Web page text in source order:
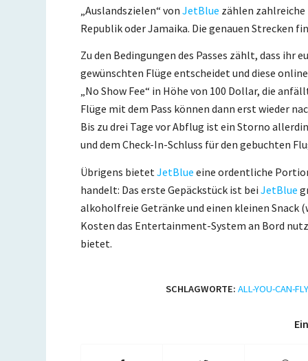
„Auslandszielen“ vonJetBlue zählen
Republik oder Jamaika. Die genauen Strecken
Zu den Bedingungen des Passes zählt, dass ihr
gewünschten Flüge entscheidet und diese
„No Show Fee“ in Höhe von 100 Dollar, die
Flüge mit dem Pass können dann erst wieder
Bis zu drei Tage vor Abflug ist ein Storno
und dem Check-In-Schluss für den gebuchten
Übrigens bietetJetBlue eine ordentliche
handelt: Das erste Gepäckstück ist beiJetBlue
alkoholfreie Getränke und einen kleinen Snack
Kosten das Entertainment-System an Bord
bietet.
SCHLAGWORTE: ALL-YOU-CAN-FLY